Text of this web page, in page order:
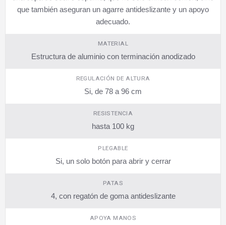
que también aseguran un agarre antideslizante y un apoyo
adecuado.
MATERIAL
Estructura de aluminio con terminación anodizado
REGULACIÓN DE ALTURA
Si, de 78 a 96 cm
RESISTENCIA
hasta 100 kg
PLEGABLE
Si, un solo botón para abrir y cerrar
PATAS
4, con regatón de goma antideslizante
APOYA MANOS